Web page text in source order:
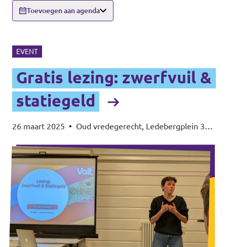
Toevoegen aan agenda
EVENT
Gratis lezing: zwerfvuil &
statiegeld
26 maart 2025 • Oud vredegerecht, Ledebergplein 30,